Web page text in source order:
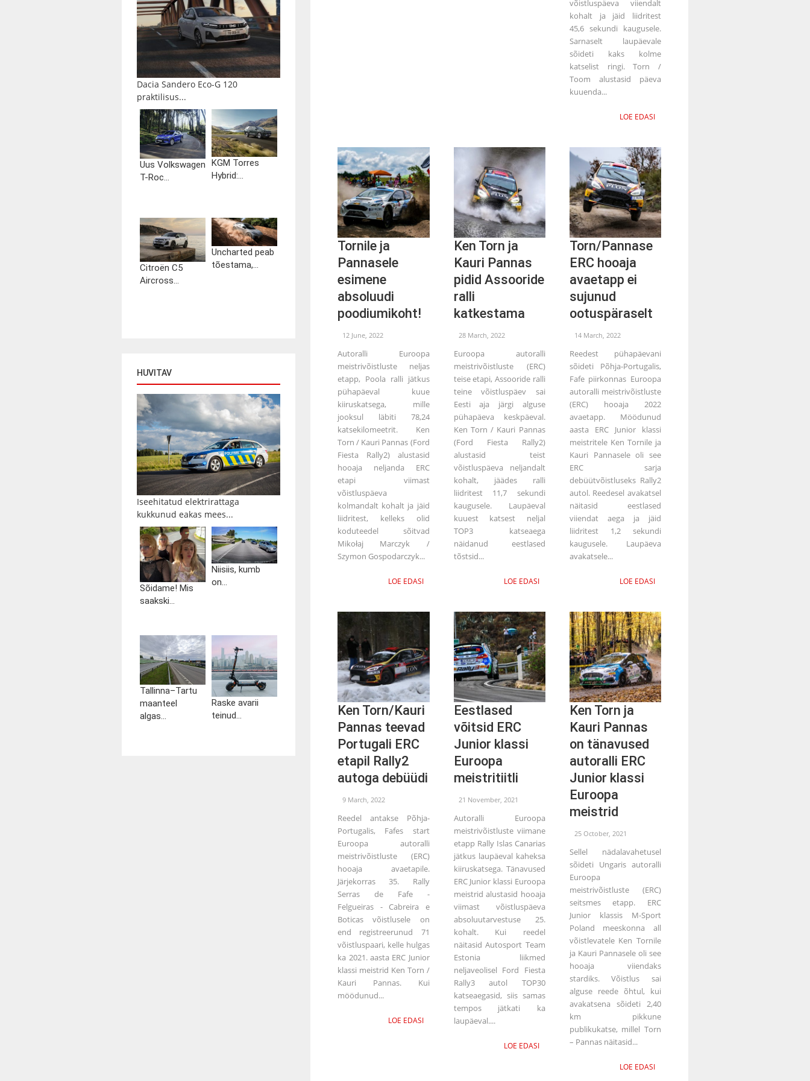
Dacia Sandero Eco-G 120
praktilisus...
Uus Volkswagen
T-Roc...
KGM Torres
Hybrid:...
Citroën C5
Aircross...
Uncharted peab
tõestama,...
HUVITAV
Iseehitatud elektrirattaga
kukkunud eakas mees...
Sõidame! Mis
saakski...
Niisiis, kumb
on...
Tallinna–Tartu
maanteel
algas...
Raske avarii
teinud...
võistluspäeva viiendalt
kohalt ja jäid liidritest
45,6 sekundi kaugusele.
Sarnaselt laupäevale
sõideti kaks kolme
katselist ringi. Torn /
Toom alustasid päeva
kuuenda...
LOE EDASI
Tornile ja
Pannasele
esimene
absoluudi
poodiumikoht!
12 June, 2022
Autoralli Euroopa
meistrivõistluste neljas
etapp, Poola ralli jätkus
pühapäeval kuue
kiiruskatsega, mille
jooksul läbiti 78,24
katsekilomeetrit. Ken
Torn / Kauri Pannas (Ford
Fiesta Rally2) alustasid
hooaja neljanda ERC
etapi viimast
võistluspäeva
kolmandalt kohalt ja jäid
liidritest, kelleks olid
koduteedel sõitvad
Mikołaj Marczyk /
Szymon Gospodarczyk...
LOE EDASI
Ken Torn ja
Kauri Pannas
pidid Assooride
ralli
katkestama
28 March, 2022
Euroopa autoralli
meistrivõistluste (ERC)
teise etapi, Assooride ralli
teine võistluspäev sai
Eesti aja järgi alguse
pühapäeva keskpäeval.
Ken Torn / Kauri Pannas
(Ford Fiesta Rally2)
alustasid teist
võistluspäeva neljandalt
kohalt, jäädes ralli
liidritest 11,7 sekundi
kaugusele. Laupäeval
kuuest katsest neljal
TOP3 katseaega
näidanud eestlased
tõstsid...
LOE EDASI
Torn/Pannase
ERC hooaja
avaetapp ei
sujunud
ootuspäraselt
14 March, 2022
Reedest pühapäevani
sõideti Põhja-Portugalis,
Fafe piirkonnas Euroopa
autoralli meistrivõistluste
(ERC) hooaja 2022
avaetapp. Möödunud
aasta ERC Junior klassi
meistritele Ken Tornile ja
Kauri Pannasele oli see
ERC sarja
debüütvõistluseks Rally2
autol. Reedesel avakatsel
näitasid eestlased
viiendat aega ja jäid
liidritest 1,2 sekundi
kaugusele. Laupäeva
avakatsele...
LOE EDASI
Ken Torn/Kauri
Pannas teevad
Portugali ERC
etapil Rally2
autoga debüüdi
9 March, 2022
Reedel antakse Põhja-
Portugalis, Fafes start
Euroopa autoralli
meistrivõistluste (ERC)
hooaja avaetapile.
Järjekorras 35. Rally
Serras de Fafe -
Felgueiras - Cabreira e
Boticas võistlusele on
end registreerunud 71
võistluspaari, kelle hulgas
ka 2021. aasta ERC Junior
klassi meistrid Ken Torn /
Kauri Pannas. Kui
möödunud...
LOE EDASI
Eestlased
võitsid ERC
Junior klassi
Euroopa
meistritiitli
21 November, 2021
Autoralli Euroopa
meistrivõistluste viimane
etapp Rally Islas Canarias
jätkus laupäeval kaheksa
kiiruskatsega. Tänavused
ERC Junior klassi Euroopa
meistrid alustasid hooaja
viimast võistluspäeva
absoluutarvestuse 25.
kohalt. Kui reedel
näitasid Autosport Team
Estonia liikmed
neljaveolisel Ford Fiesta
Rally3 autol TOP30
katseaegasid, siis samas
tempos jätkati ka
laupäeval....
LOE EDASI
Ken Torn ja
Kauri Pannas
on tänavused
autoralli ERC
Junior klassi
Euroopa
meistrid
25 October, 2021
Sellel nädalavahetusel
sõideti Ungaris autoralli
Euroopa
meistrivõistluste (ERC)
seitsmes etapp. ERC
Junior klassis M-Sport
Poland meeskonna all
võistlevatele Ken Tornile
ja Kauri Pannasele oli see
hooaja viiendaks
stardiks. Võistlus sai
alguse reede õhtul, kui
avakatsena sõideti 2,40
km pikkune
publikukatse, millel Torn
– Pannas näitasid...
LOE EDASI